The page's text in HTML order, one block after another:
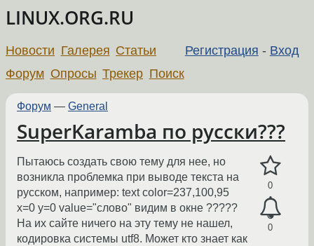
LINUX.ORG.RU
Регистрация - Вход
Новости Галерея Статьи
Форум Опросы Трекер Поиск
Форум — General
SuperKaramba по русски???
0
0
Пытаюсь создать свою тему для нее, но
возникла проблемка при выводе текста на
русском, например: text color=237,100,95
x=0 y=0 value="слово" видим в окне ?????
На их сайте ничего на эту тему не нашел,
кодировка системы utf8. Может кто знает как